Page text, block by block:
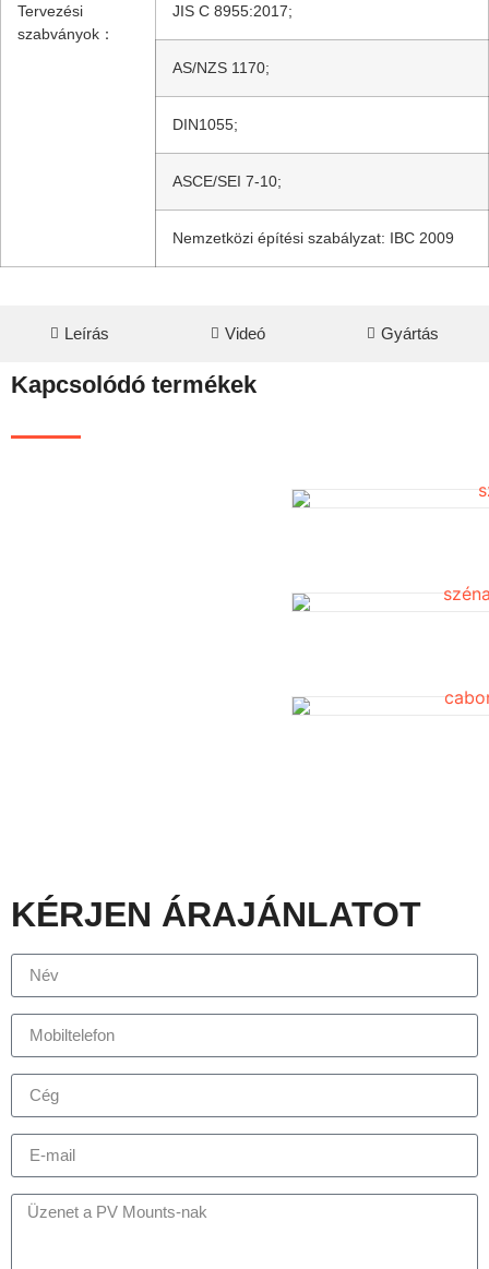
Tervezési
szabványok：
JIS C 8955:2017;
AS/NZS 1170;
DIN1055;
ASCE/SEI 7-10;
Nemzetközi építési szabályzat: IBC 2009
Leírás Videó Gyártás
Kapcsolódó termékek
KÉRJEN ÁRAJÁNLATOT